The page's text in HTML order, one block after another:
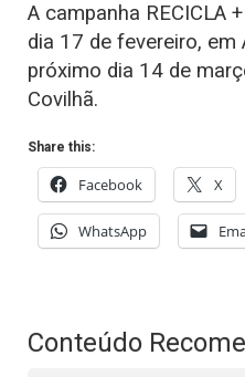
A campanha RECICLA
dia 17 de fevereiro, em
próximo dia 14 de
Covilhã.
Share this:
Facebook X
WhatsApp
Conteúdo